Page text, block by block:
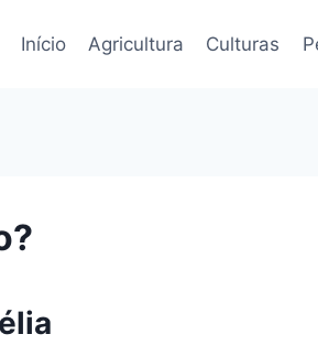
Início Agricultura Culturas